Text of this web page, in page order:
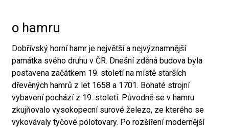
o hamru
Dobřívský horní hamr je největší a nejvýznamnější
památka svého druhu v ČR. Dnešní zděná budova byla
postavena začátkem 19. století na místě starších
dřevěných hamrů z let 1658 a 1701. Bohaté strojní
vybavení pochází z 19. století. Původně se v hamru
zkujňovalo vysokopecní surové železo, ze kterého se
vykovávaly tyčové polotovary. Po rozšíření modernější